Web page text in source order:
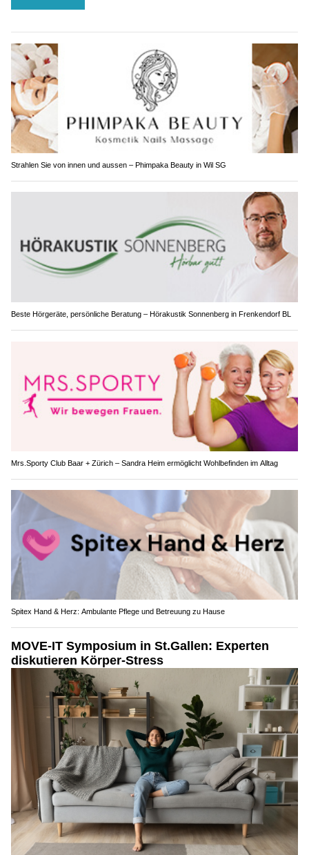
Strahlen Sie von innen und aussen – Phimpaka Beauty in Wil SG
Beste Hörgeräte, persönliche Beratung – Hörakustik Sonnenberg in Frenkendorf BL
Mrs.Sporty Club Baar + Zürich – Sandra Heim ermöglicht Wohlbefinden im Alltag
Spitex Hand & Herz: Ambulante Pflege und Betreuung zu Hause
MOVE-IT Symposium in St.Gallen: Experten
diskutieren Körper-Stress